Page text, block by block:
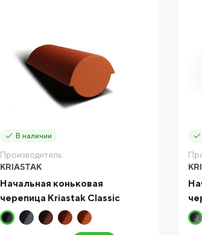
В наличии
Производитель:
KRIASTAK
Начальная коньковая
черепица Kriastak Classic